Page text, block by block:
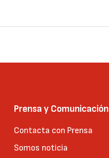
Prensa y Comunicación
Contacta con Prensa
Somos noticia